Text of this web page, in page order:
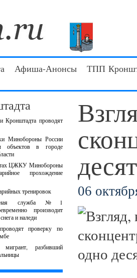
Афиша-Анонсы ТПП
Кронштадта проводят
Минобороны России
объектов в городе
ЦЖКУ Минобороны
прохождение
тренировок
служба №1
производит
и наледи
проверку по
разбивший
06